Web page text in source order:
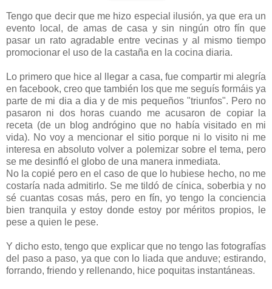
Tengo que decir que me hizo especial ilusión, ya que era un
evento local, de amas de casa y sin ningún otro fín que
pasar un rato agradable entre vecinas y al mismo tiempo
promocionar el uso de la castaña en la cocina diaria.
Lo primero que hice al llegar a casa, fue compartir mi alegría
en facebook, creo que también los que me seguís formáis ya
parte de mi dia a dia y de mis pequeños "triunfos". Pero no
pasaron ni dos horas cuando me acusaron de copiar la
receta (de un blog andrógino que no había visitado en mi
vida). No voy a mencionar el sitio porque ni lo visito ni me
interesa en absoluto volver a polemizar sobre el tema, pero
se me desinfló el globo de una manera inmediata.
No la copié pero en el caso de que lo hubiese hecho, no me
costaría nada admitirlo. Se me tildó de cínica, soberbia y no
sé cuantas cosas más, pero en fín, yo tengo la conciencia
bien tranquila y estoy donde estoy por méritos propios, le
pese a quien le pese.
Y dicho esto, tengo que explicar que no tengo las fotografías
del paso a paso, ya que con lo liada que anduve; estirando,
forrando, friendo y rellenando, hice poquitas instantáneas.